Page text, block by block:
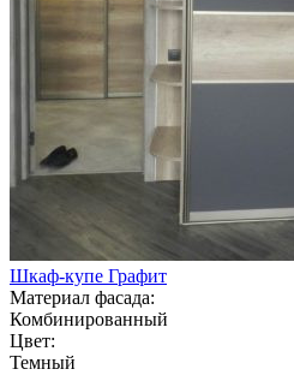
Шкаф-купе Графит
Материал фасада:
Комбинированный
Цвет:
Темный